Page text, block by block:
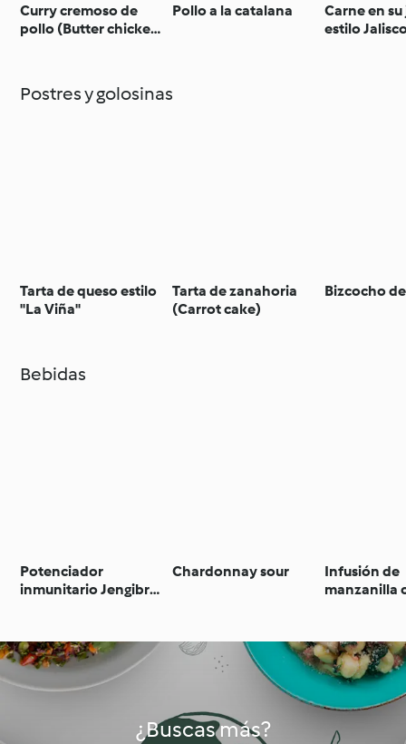
Curry cremoso de
pollo (Butter chicken
Pollo a la catalana
Carne en su
estilo
Postres y golosinas
Tarta de queso estilo
"La Viña"
Tarta de zanahoria
(Carrot cake)
Bizcocho
Bebidas
Potenciador
inmunitario Jengibre
Chardonnay sour
Infusión de
manzanilla
¿Buscas más?